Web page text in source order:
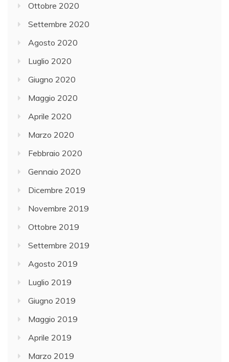
Ottobre 2020
Settembre 2020
Agosto 2020
Luglio 2020
Giugno 2020
Maggio 2020
Aprile 2020
Marzo 2020
Febbraio 2020
Gennaio 2020
Dicembre 2019
Novembre 2019
Ottobre 2019
Settembre 2019
Agosto 2019
Luglio 2019
Giugno 2019
Maggio 2019
Aprile 2019
Marzo 2019